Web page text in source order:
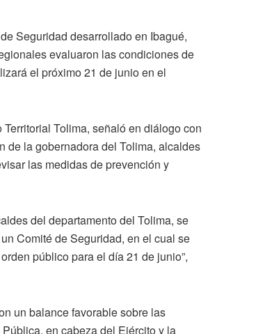
Seguridad desarrollado en Ibagué,
evaluaron las condiciones de
el próximo 21 de junio en el
Tolima, señaló en diálogo con
de la gobernadora del Tolima, alcaldes
las medidas de prevención y
del departamento del Tolima, se
Comité de Seguridad, en el cual se
público para el día 21 de junio”,
un balance favorable sobre las
en cabeza del Ejército y la